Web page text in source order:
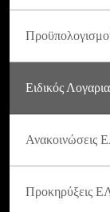
Ειδικός
Ανακοινώσεις
Προκηρύξεις